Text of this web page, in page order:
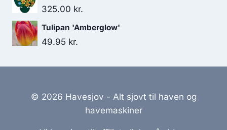
325.00 kr.
Tulipan 'Amberglow'
49.95 kr.
© 2026 Havesjov - Alt sjovt til haven og
havemaskiner